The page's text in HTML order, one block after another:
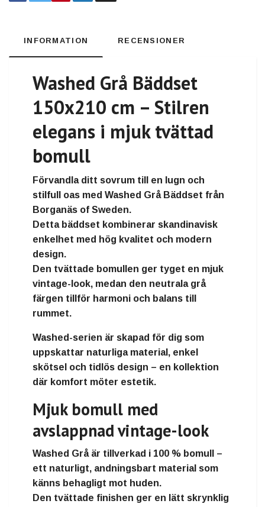
INFORMATION RECENSIONER
Washed Grå Bäddset
150x210 cm – Stilren
elegans i mjuk tvättad
bomull
Förvandla ditt sovrum till en lugn och
stilfull oas med Washed Grå Bäddset från
Borganäs of Sweden.
Detta bäddset kombinerar skandinavisk
enkelhet med hög kvalitet och modern
design.
Den tvättade bomullen ger tyget en mjuk
vintage-look, medan den neutrala grå
färgen tillför harmoni och balans till
rummet.
Washed-serien är skapad för dig som
uppskattar naturliga material, enkel
skötsel och tidlös design – en kollektion
där komfort möter estetik.
Mjuk bomull med
avslappnad vintage-look
Washed Gråär tillverkad i 100 % bomull
–
ett naturligt, andningsbart material som
känns behagligt mot huden.
Den tvättade finishen ger en lätt skrynklig